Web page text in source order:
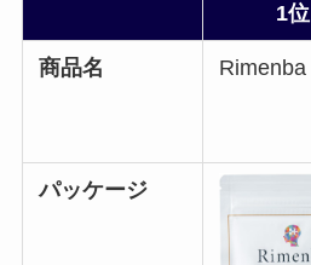
1位
商品名 Rimenba
パッケージ